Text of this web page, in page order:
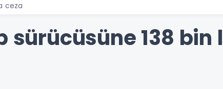
ceza
sürücüsüne 138 bin